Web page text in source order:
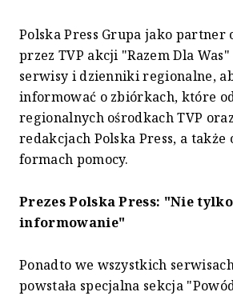
Polska Press Grupa jako partner
przez TVP akcji "Razem Dla
serwisy i dzienniki regionalne,
informować o zbiórkach, które
regionalnych ośrodkach TVP
redakcjach Polska Press, a także
formach pomocy.
Prezes Polska Press: "Nie tylko
informowanie"
Ponadto we wszystkich
powstała specjalna sekcja